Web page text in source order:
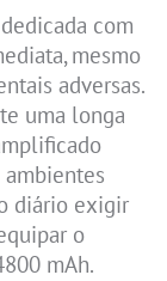
com
mesmo
adversas.
uma longa
diário exigir
o
mAh.